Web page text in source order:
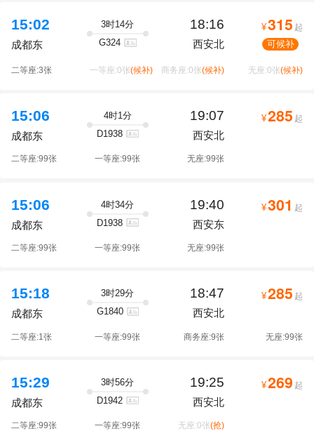
15:02
成都东
3时14分
G324
18:16
西安北
¥315 起
可候补
二等座:3张 一等座:0张(候补) 商务座:0张(候补) 无座:0张(候补)
15:06
成都东
4时1分
D1938
19:07
西安北
¥285 起
二等座:99张 一等座:99张 无座:99张
15:06
成都东
4时34分
D1938
19:40
西安东
¥301 起
二等座:99张 一等座:99张 无座:99张
15:18
成都东
3时29分
G1840
18:47
西安北
¥285 起
二等座:1张 一等座:99张 商务座:9张 无座:99张
15:29
成都东
3时56分
D1942
19:25
西安北
¥269 起
二等座:99张 一等座:99张 无座:0张(抢)